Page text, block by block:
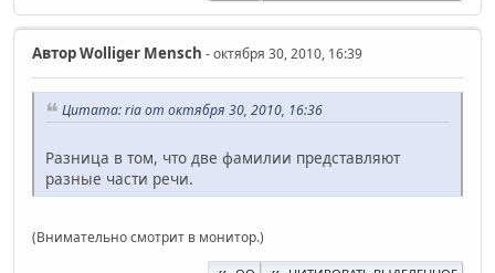
АвторWolliger Mensch - октября 30, 2010, 16:39
Цитата: ria от октября 30, 2010, 16:36
Разница в том, что две фамилии представляют
разные части речи.
(Внимательно смотрит в монитор.)